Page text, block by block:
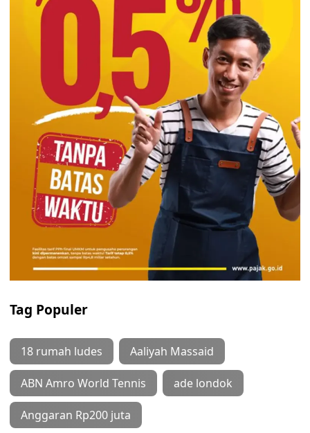
Tag Populer
18 rumah ludes Aaliyah Massaid
ABN Amro World Tennis ade londok
Anggaran Rp200 juta